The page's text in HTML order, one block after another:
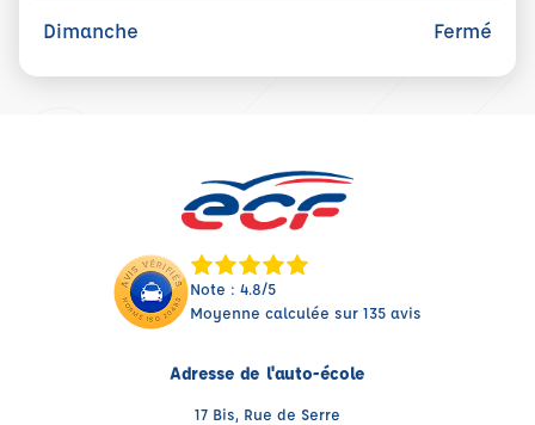
Dimanche Fermé
Note : 4.8/5
Moyenne calculée sur 135 avis
Adresse de l'auto-école
17 Bis, Rue de Serre